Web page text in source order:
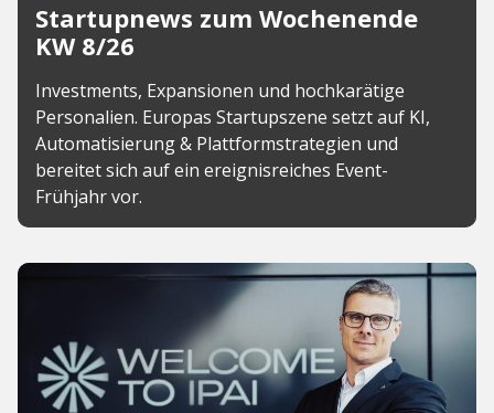
Startupnews zum Wochenende
KW 8/26
Investments, Expansionen und hochkarätige
Personalien. Europas Startupszene setzt auf KI,
Automatisierung & Plattformstrategien und
bereitet sich auf ein ereignisreiches Event-
Frühjahr vor.